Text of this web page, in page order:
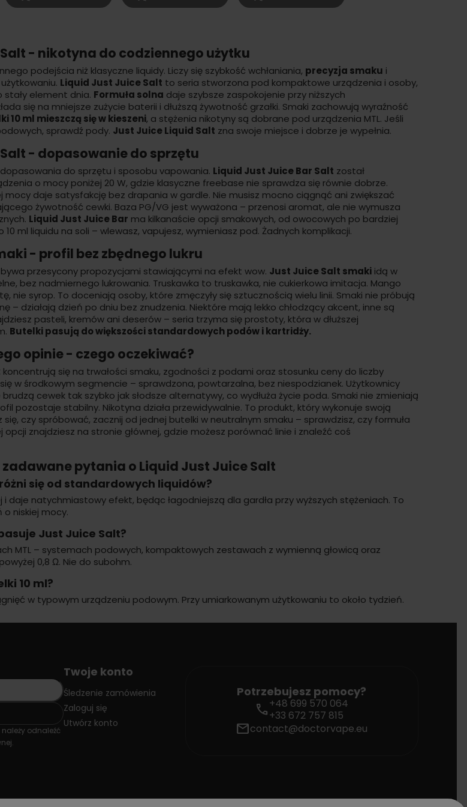
- nikotyna do codziennego użytku
podejścia niż klasyczne liquidy. Liczy się szybkość wchłaniania, precyzja smaku i
Liquid Just Juice Salt to seria stworzona pod kompaktowe urządzenia i osoby,
element dnia. Formuła solna daje szybsze zaspokojenie przy niższych
się na mniejsze zużycie baterii i dłuższą żywotność grzałki. Smaki zachowują wyraźność
10 ml mieszczą się w kieszeni, a stężenia nikotyny są dobrane pod urządzenia MTL. Jeśli
sprawdź pody. Just Juice Liquid Salt zna swoje miejsce i dobrze je wypełnia.
- dopasowanie do sprzętu
do sprzętu i sposobu vapowania. Liquid Just Juice Bar Salt został
o mocy poniżej 20 W, gdzie klasyczne freebase nie sprawdza się równie dobrze.
mocy daje satysfakcję bez drapania w gardle. Nie musisz mocno ciągnąć ani zwiększać
żywotność cewki. Baza PG/VG jest wyważona – przenosi aromat, ale nie wymusza
Liquid Just Juice Bar ma kilkanaście opcji smakowych, od owocowych po bardziej
10 ml liquidu na soli – wlewasz, vapujesz, wymieniasz pod. Żadnych komplikacji.
- profil bez zbędnego lukru
przesycony propozycjami stawiającymi na efekt wow. Just Juice Salt smakiidą w
bez nadmiernego lukrowania. Truskawka to truskawka, nie cukierkowa imitacja. Mango
nie syrop. To doceniają osoby, które zmęczyły się sztucznością wielu linii. Smaki nie próbują
– działają dzień po dniu bez znudzenia. Niektóre mają lekko chłodzący akcent, inne są
pasteli, kremów ani deserów – seria trzyma się prostoty, która w dłuższej
Butelki pasują do większości standardowychpodówikartridży.
opinie - czego oczekiwać?
koncentrują się na trwałości smaku, zgodności z podami oraz stosunku ceny do liczby
w środkowym segmencie – sprawdzona, powtarzalna, bez niespodzianek. Użytkownicy
cewek tak szybko jak słodsze alternatywy, co wydłuża życie poda. Smaki nie zmieniają
pozostaje stabilny. Nikotyna działa przewidywalnie. To produkt, który wykonuje swoją
czy spróbować, zacznij od jednej butelki w neutralnym smaku – sprawdzisz, czy formuła
opcji znajdziesz na stronie głównej, gdzie możesz porównać linie i znaleźć coś
zadawane pytania o Liquid Just Juice Salt
się od standardowych liquidów?
i daje natychmiastowy efekt, będąc łagodniejszą dla gardła przy wyższych stężeniach. To
niskiej mocy.
Just Juice Salt?
MTL – systemach podowych, kompaktowych zestawach z wymienną głowicą oraz
0,8 Ω. Nie do subohm.
10 ml?
w typowym urządzeniu podowym. Przy umiarkowanym użytkowaniu to około tydzień.
należy odnaleźć
Twoje konto
Śledzenie zamówienia
Zaloguj się
Utwórz konto
Potrzebujesz pomocy?
call+48 699 570 064
+33 672 757 815
mailcontact@doctorvape.eu